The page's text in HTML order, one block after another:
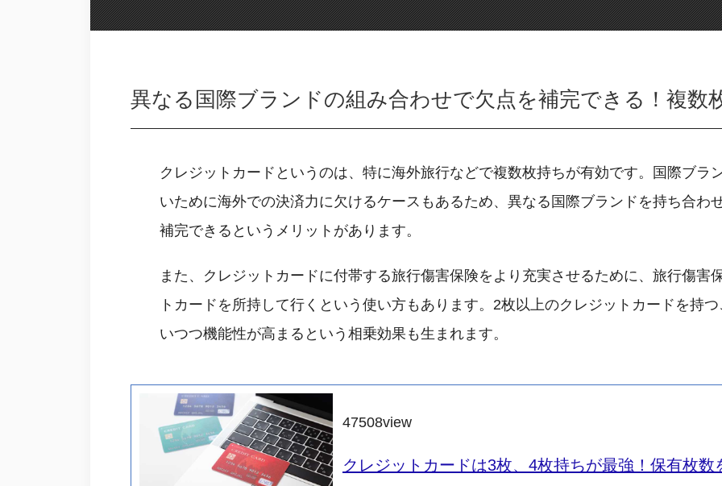
異なる国際ブランドの組み合わせで欠点を補完できる！複数
クレジットカードというのは、特に海外旅行などで複数枚持ちが有効です。国際ブラ
いために海外での決済力に欠けるケースもあるため、異なる国際ブランドを持ち合わ
補完できるというメリットがあります。
また、クレジットカードに付帯する旅行傷害保険をより充実させるために、旅行傷害
トカードを所持して行くという使い方もあります。2枚以上のクレジットカードを持
いつつ機能性が高まるという相乗効果も生まれます。
47508view
クレジットカードは3枚、4枚持ちが最強！保有枚